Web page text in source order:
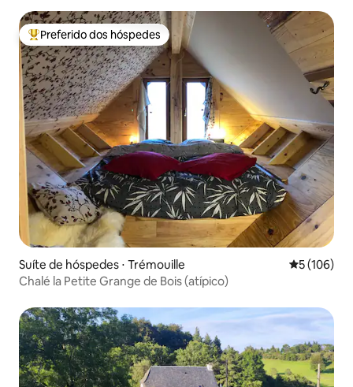
Entre os melhores preferidos dos hóspedes
Preferido dos hóspedes
Suíte de hóspedes ⋅ Trémouille 5 de uma
5 (106)
Chalé la Petite Grange de Bois (atípico)